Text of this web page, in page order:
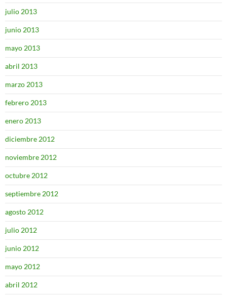
julio 2013
junio 2013
mayo 2013
abril 2013
marzo 2013
febrero 2013
enero 2013
diciembre 2012
noviembre 2012
octubre 2012
septiembre 2012
agosto 2012
julio 2012
junio 2012
mayo 2012
abril 2012